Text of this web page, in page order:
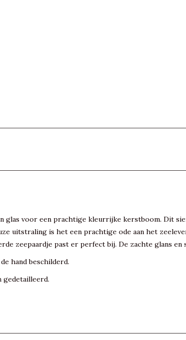
glas voor een prachtige kleurrijke kerstboom. Dit
uitstraling is het een prachtige ode aan het
zeepaardje past er perfect bij. De zachte glans
hand beschilderd.
gedetailleerd.